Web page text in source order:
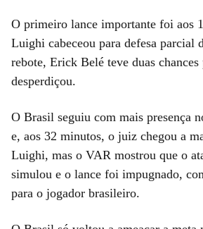
O primeiro lance importante foi aos
Luighi cabeceou para defesa parcial
rebote, Erick Belé teve duas chances
desperdiçou.
O Brasil seguiu com mais presença
e, aos 32 minutos, o juiz chegou a
Luighi, mas o VAR mostrou que o
simulou e o lance foi impugnado,
para o jogador brasileiro.